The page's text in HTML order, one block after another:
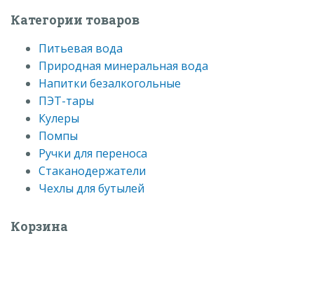
Категории товаров
Питьевая вода
Природная минеральная вода
Напитки безалкогольные
ПЭТ-тары
Кулеры
Помпы
Ручки для переноса
Стаканодержатели
Чехлы для бутылей
Корзина